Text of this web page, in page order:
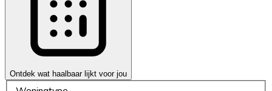
Ontdek wat haalbaar lijkt voor jou